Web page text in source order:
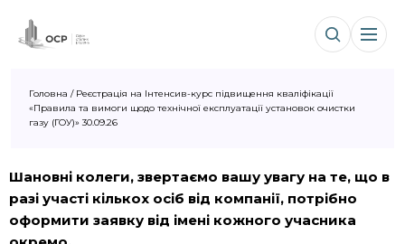
Головна / Реєстрація на Інтенсив-курс підвищення кваліфікації
«Правила та вимоги щодо технічної експлуатації установок очистки
газу (ГОУ)» 30.09.26
Шановні колеги, звертаємо вашу увагу на те, що в
разі участі кількох осіб від компанії, потрібно
оформити заявку від імені кожного учасника